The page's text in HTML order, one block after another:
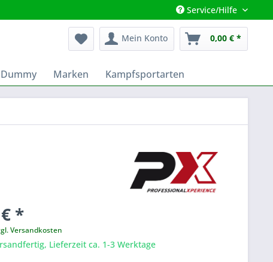
Service/Hilfe
Mein Konto 0,00 € *
Marken Kampfsportarten
*
Versandkosten
Lieferzeit ca. 1-3 Werktage